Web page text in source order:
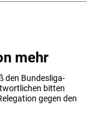
mehr
den Bundesliga-
bitten
gegen den